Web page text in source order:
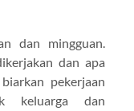
dan mingguan.
dan apa
pekerjaan
keluarga dan